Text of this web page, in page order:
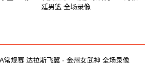
廷男篮 全场录像
常规赛 达拉斯飞翼 - 金州女武神 全场录像